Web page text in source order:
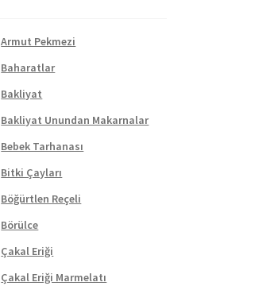
Armut Pekmezi
Baharatlar
Bakliyat
Bakliyat Unundan Makarnalar
Bebek Tarhanası
Bitki Çayları
Böğürtlen Reçeli
Börülce
Çakal Eriği
Çakal Eriği Marmelatı